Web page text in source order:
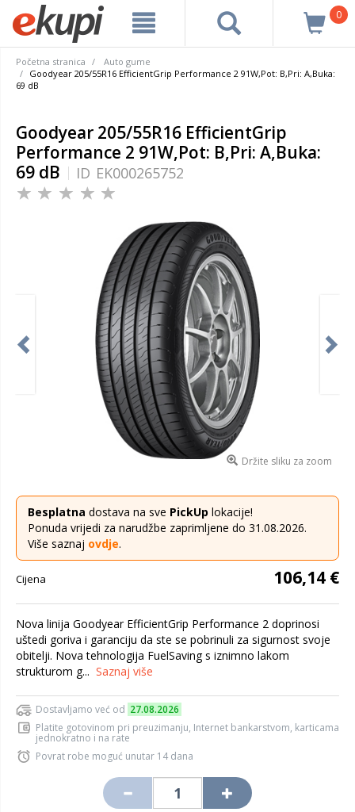
0
Početna stranica
Auto gume
Goodyear 205/55R16 EfficientGrip Performance 2 91W,Pot: B,Pri: A,Buka:
69 dB
Goodyear 205/55R16 EfficientGrip
Performance 2 91W,Pot: B,Pri: A,Buka:
69 dB
ID EK000265752
Držite sliku za zoom
Besplatna dostava na sve PickUp lokacije!
Ponuda vrijedi za narudžbe zaprimljene do 31.08.2026.
Više saznaj ovdje.
Cijena 106,14 €
Nova linija Goodyear EfficientGrip Performance 2 doprinosi
uštedi goriva i garanciju da ste se pobrinuli za sigurnost svoje
obitelji. Nova tehnologija FuelSaving s iznimno lakom
strukturom g... Saznaj više
Dostavljamo već od 27.08.2026
Platite gotovinom pri preuzimanju, Internet bankarstvom, karticama
jednokratno i na rate
Povrat robe moguć unutar 14 dana